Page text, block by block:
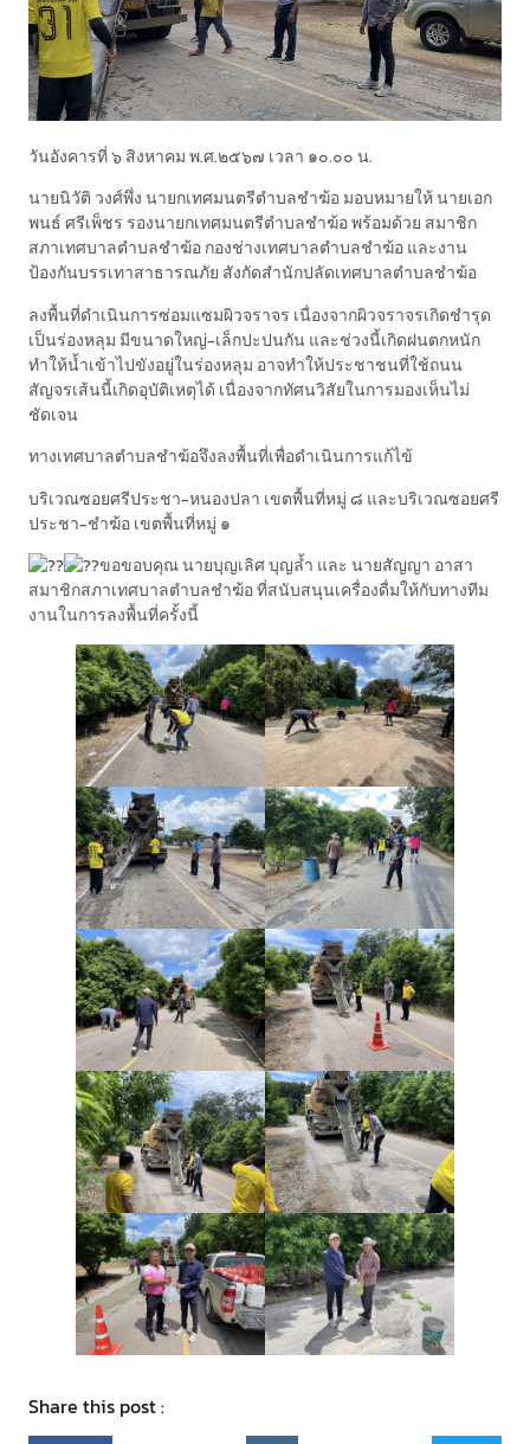
วันอังคารที่ ๖ สิงหาคม พ.ศ.๒๕๖๗ เวลา ๑๐.๐๐ น.
นายนิวัติ วงศ์พึ่ง นายกเทศมนตรีตำบลชำฆ้อ มอบหมายให้ นายเอก
พนธ์ ศรีเพ็ชร รองนายกเทศมนตรีตำบลชำฆ้อ พร้อมด้วย สมาชิก
สภาเทศบาลตำบลชำฆ้อ กองช่างเทศบาลตำบลชำฆ้อ และงาน
ป้องกันบรรเทาสาธารณภัย สังกัดสำนักปลัดเทศบาลตำบลชำฆ้อ
ลงพื้นที่ดำเนินการซ่อมแซมผิวจราจร เนื่องจากผิวจราจรเกิดชำรุด
เป็นร่องหลุม มีขนาดใหญ่-เล็กปะปนกัน และช่วงนี้เกิดฝนตกหนัก
ทำให้น้ำเข้าไปขังอยู่ในร่องหลุม อาจทำให้ประชาชนที่ใช้ถนน
สัญจรเส้นนี้เกิดอุบัติเหตุได้เนื่องจากทัศนวิสัยในการมองเห็นไม่
ชัดเจน
ทางเทศบาลตำบลชำฆ้อจึงลงพื้นที่เพื่อดำเนินการแก้ไข้
บริเวณซอยศรีประชา-หนองปลา เขตพื้นที่หมู่ ๘ และบริเวณซอยศรี
ประชา-ชำฆ้อ เขตพื้นที่หมู่ ๑
ขอขอบคุณ นายบุญเลิศ บุญล้ำ และ นายสัญญา อาสา
สมาชิกสภาเทศบาลตำบลชำฆ้อ ที่สนับสนุนเครื่องดื่มให้กับทางทีม
งานในการลงพื้นที่ครั้งนี้
Share this post :